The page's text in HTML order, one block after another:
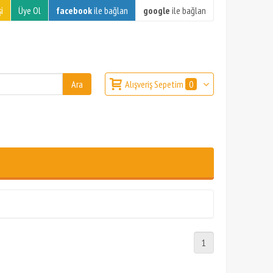
Üye Ol facebookile bağlan google ile bağlan
Alışveriş Sepetim 0
1